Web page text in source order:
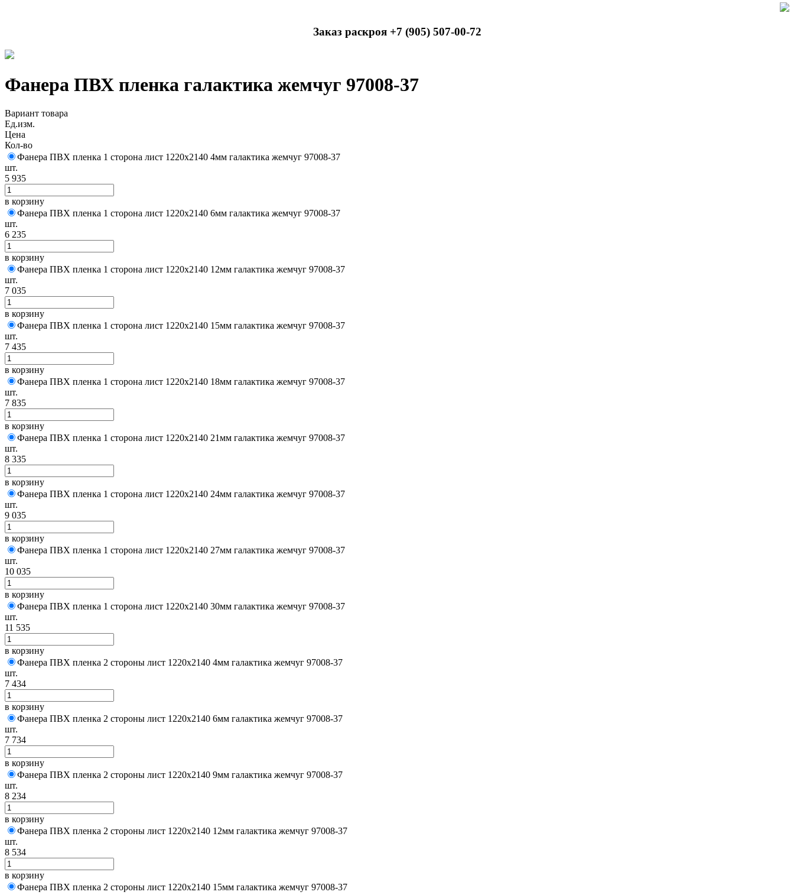
Заказ раскроя +7 (905) 507-00-72
Фанера ПВХ пленка галактика жемчуг 97008-37
Вариант товара
Ед.изм.
Цена
Кол-во
Фанера ПВХ пленка 1 сторона лист 1220х2140 4мм галактика жемчуг 97008-37
шт.
5 935
в корзину
Фанера ПВХ пленка 1 сторона лист 1220х2140 6мм галактика жемчуг 97008-37
шт.
6 235
в корзину
Фанера ПВХ пленка 1 сторона лист 1220х2140 12мм галактика жемчуг 97008-37
шт.
7 035
в корзину
Фанера ПВХ пленка 1 сторона лист 1220х2140 15мм галактика жемчуг 97008-37
шт.
7 435
в корзину
Фанера ПВХ пленка 1 сторона лист 1220х2140 18мм галактика жемчуг 97008-37
шт.
7 835
в корзину
Фанера ПВХ пленка 1 сторона лист 1220х2140 21мм галактика жемчуг 97008-37
шт.
8 335
в корзину
Фанера ПВХ пленка 1 сторона лист 1220х2140 24мм галактика жемчуг 97008-37
шт.
9 035
в корзину
Фанера ПВХ пленка 1 сторона лист 1220х2140 27мм галактика жемчуг 97008-37
шт.
10 035
в корзину
Фанера ПВХ пленка 1 сторона лист 1220х2140 30мм галактика жемчуг 97008-37
шт.
11 535
в корзину
Фанера ПВХ пленка 2 стороны лист 1220х2140 4мм галактика жемчуг 97008-37
шт.
7 434
в корзину
Фанера ПВХ пленка 2 стороны лист 1220х2140 6мм галактика жемчуг 97008-37
шт.
7 734
в корзину
Фанера ПВХ пленка 2 стороны лист 1220х2140 9мм галактика жемчуг 97008-37
шт.
8 234
в корзину
Фанера ПВХ пленка 2 стороны лист 1220х2140 12мм галактика жемчуг 97008-37
шт.
8 534
в корзину
Фанера ПВХ пленка 2 стороны лист 1220х2140 15мм галактика жемчуг 97008-37